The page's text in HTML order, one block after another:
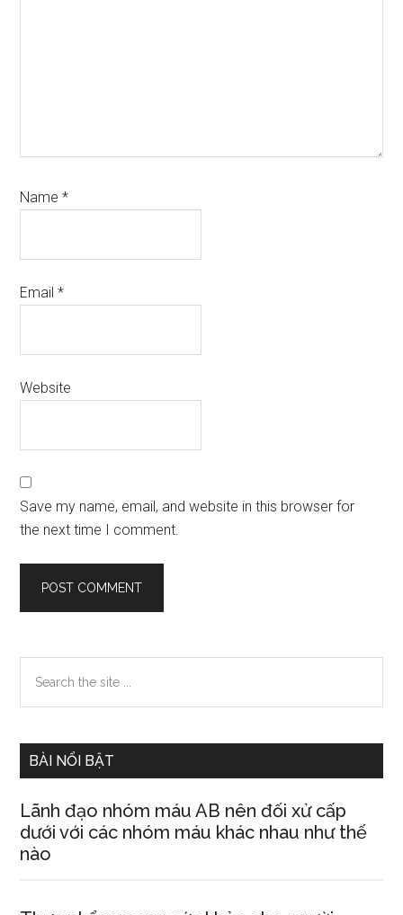
Name*
Email*
Website
Save my name, email, and website in this browser for
the next time I comment.
Primary
Sidebar
the
BÀI NỔI BẬT
Lãnh đạo nhóm máu AB nên đối xử cấp
dưới với các nhóm máu khác nhau như thế
nào